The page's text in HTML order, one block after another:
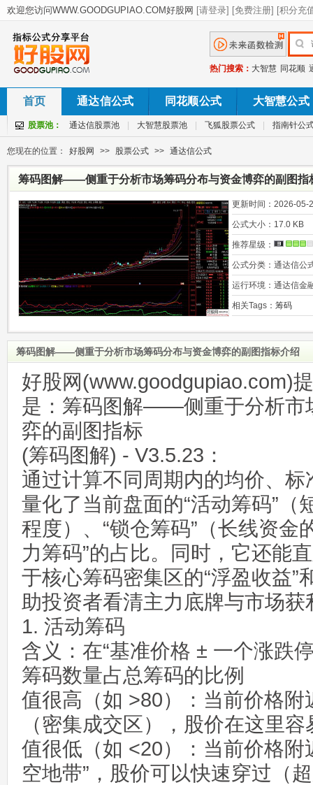
热门搜索： 大智慧 同花顺
首页 通达信公式 同花顺公式 大智慧公式
股票池： 通达信股票池 大智慧股票池 飞狐股票公式 指南针公
您现在的位置： 好股网 >> 股票公式 >> 通达信公式
筹码图解——侧重于分析市场筹码分布与资金博弈的副图指
更新时间： 2026-05-
公式大小： 17.0 KB
推荐星级：
公式分类： 通达信公
运行环境： 通达信金
相关Tags： 筹码
筹码图解——侧重于分析市场筹码分布与资金博弈的副图指标介绍
好股网(www.goodgupiao.com)
是：筹码图解——侧重于分析市
弈的副图指标
(筹码图解) - V3.5.23：
通过计算不同周期内的均价、
量化了当前盘面的“活动筹码”（
程度）、“锁仓筹码”（长线资金
力筹码”的占比。同时，它还能
于核心筹码密集区的“浮盈收益”
助投资者看清主力底牌与市场
1. 活动筹码
含义：在“基准价格 ± 一个涨跌
筹码数量占总筹码的比例
值很高（如 >80）：当前价格附
（密集成交区），股价在这里
值很低（如 <20）：当前价格附
空地带”，股价可以快速穿过（